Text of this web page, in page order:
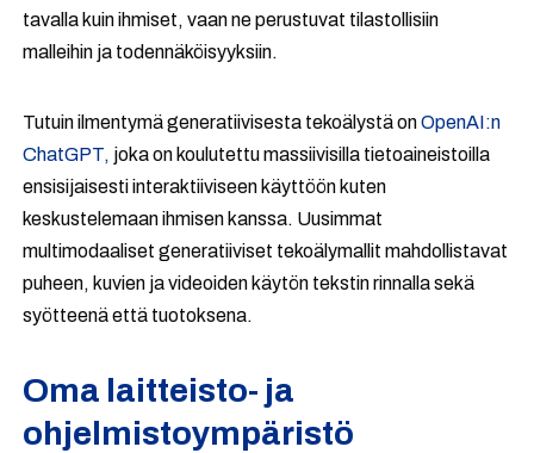
tavalla kuin ihmiset, vaan ne perustuvat tilastollisiin
malleihin ja todennäköisyyksiin.
Tutuin ilmentymä generatiivisesta tekoälystä onOpenAI:n
ChatGPT, joka on koulutettu massiivisilla tietoaineistoilla
ensisijaisesti interaktiiviseen käyttöön kuten
keskustelemaan ihmisen kanssa. Uusimmat
multimodaaliset generatiiviset tekoälymallit mahdollistavat
puheen, kuvien ja videoiden käytön tekstin rinnalla sekä
syötteenä että tuotoksena.
Oma laitteisto- ja
ohjelmistoympäristö